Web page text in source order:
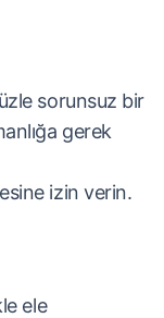
sorunsuz bir
gerek
izin verin.
ele